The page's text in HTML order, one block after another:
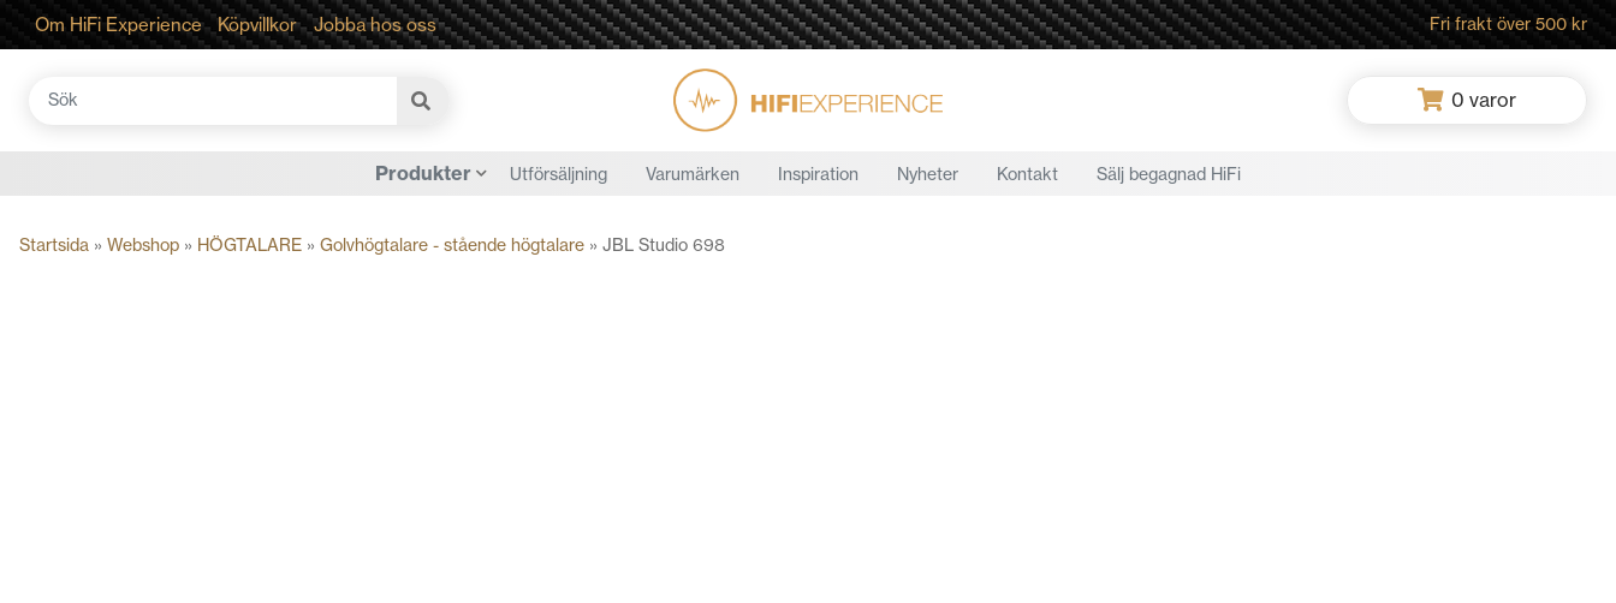
Om HiFi Experience Köpvillkor Jobba hos oss Fri frakt över 500 kr
Sök
0 varor
Produkter Utförsäljning Varumärken Inspiration Nyheter Kontakt Sälj begagnad HiFi
Startsida » Webshop » HÖGTALARE » Golvhögtalare - stående högtalare » JBL Studio 698